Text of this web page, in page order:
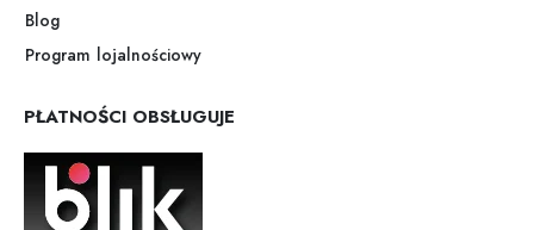
Blog
Program lojalnościowy
PŁATNOŚCI OBSŁUGUJE